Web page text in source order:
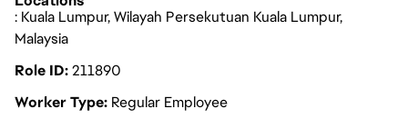
: Kuala Lumpur, Wilayah Persekutuan Kuala Lumpur,
Malaysia
Role ID211890
Worker Type Regular Employee